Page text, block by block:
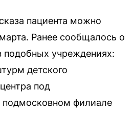
пациента можно
Ранее сообщалось о
подобных учреждениях:
детского
под
подмосковном филиале